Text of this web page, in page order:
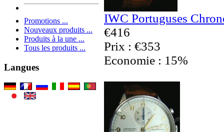
Promotions ...
Nouveaux produits ...
Produits à la une ...
Tous les produits ...
Langues
IWC Portuguses
€416
Prix : €353
Economie : 15%